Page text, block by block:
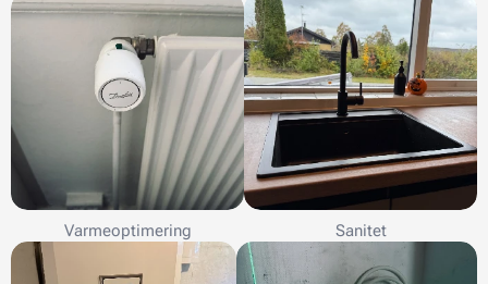
Varmeoptimering Sanitet